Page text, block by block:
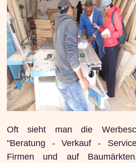
Oft sieht man die
"Beratung - Verkauf -
Firmen und auf